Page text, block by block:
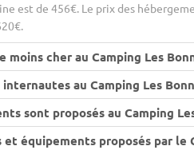
est de 456€. Le prix des
moins cher au Camping Les
au Camping Les
sont proposés au Camping
équipements proposés par le